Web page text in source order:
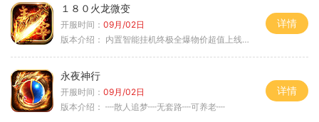
１８０火龙微变
开服时间： 09月/02日
版本介绍： 内置智能挂机终极全爆物价超值上线送神器
详情
永夜神行
开服时间： 09月/02日
版本介绍： ┉散人追梦┉无套路┉可养老┉
详情